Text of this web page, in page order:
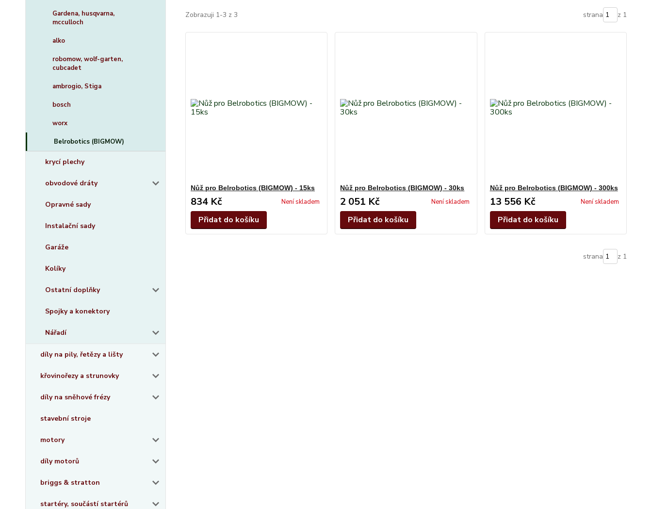
Gardena, husqvarna,
mcculloch
alko
robomow, wolf-garten,
cubcadet
ambrogio, Stiga
bosch
worx
Belrobotics (BIGMOW)
krycí plechy
obvodové dráty
Opravné sady
Instalační sady
Garáže
Kolíky
Ostatní doplňky
Spojky a konektory
Nářadí
díly na pily, řetězy a lišty
křovinořezy a strunovky
díly na sněhové frézy
stavební stroje
motory
díly motorů
briggs & stratton
startéry, součástí startérů
Zobrazuji 1-3 z 3 strana z 1
Nůž pro Belrobotics (BIGMOW) - 15ks
834 Kč Není skladem
Přidat do košíku
Nůž pro Belrobotics (BIGMOW) - 30ks
2 051 Kč Není skladem
Přidat do košíku
Nůž pro Belrobotics (BIGMOW) - 300ks
13 556 Kč Není skladem
Přidat do košíku
strana z 1